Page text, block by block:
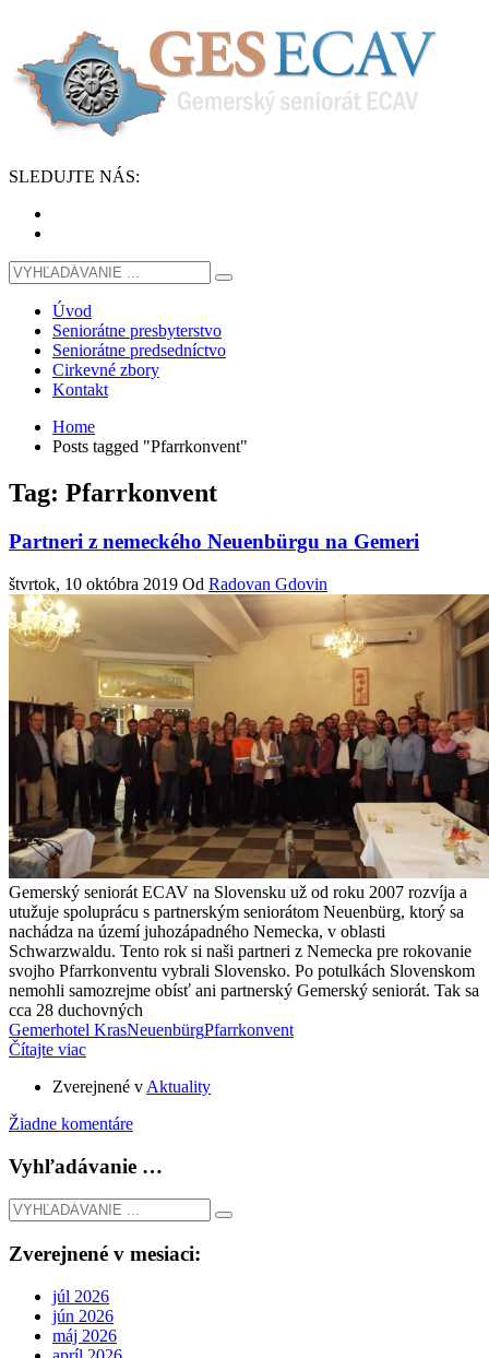
SLEDUJTE NÁS:
Úvod
Seniorátne presbyterstvo
Seniorátne predsedníctvo
Cirkevné zbory
Kontakt
Home
Posts tagged "Pfarrkonvent"
Tag: Pfarrkonvent
Partneri z nemeckého Neuenbürgu na Gemeri
štvrtok, 10 októbra 2019 Od Radovan Gdovin
Gemerský seniorát ECAV na Slovensku už od roku 2007 rozvíja a
utužuje spoluprácu s partnerským seniorátom Neuenbürg, ktorý sa
nachádza na území juhozápadného Nemecka, v oblasti
Schwarzwaldu. Tento rok si naši partneri z Nemecka pre rokovanie
svojho Pfarrkonventu vybrali Slovensko. Po potulkách Slovenskom
nemohli samozrejme obísť ani partnerský Gemerský seniorát. Tak sa
cca 28 duchovných
Gemerhotel KrasNeuenbürgPfarrkonvent
Čítajte viac
Zverejnené v Aktuality
Žiadne komentáre
Vyhľadávanie …
Zverejnené v mesiaci:
júl 2026
jún 2026
máj 2026